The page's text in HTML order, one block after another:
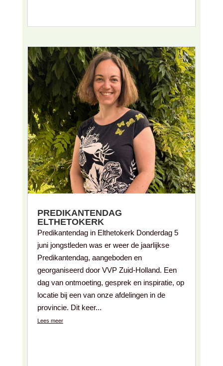
PREDIKANTENDAG
ELTHETOKERK
Predikantendag in Elthetokerk Donderdag 5
juni jongstleden was er weer de jaarlijkse
Predikantendag, aangeboden en
georganiseerd door VVP Zuid-Holland. Een
dag van ontmoeting, gesprek en inspiratie, op
locatie bij een van onze afdelingen in de
provincie. Dit keer...
Lees meer